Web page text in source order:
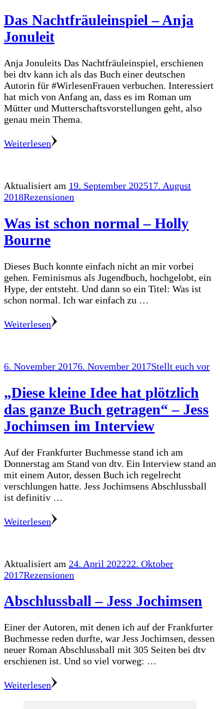
Das Nachtfräuleinspiel – Anja
Jonuleit
Anja Jonuleits Das Nachtfräuleinspiel, erschienen
bei dtv kann ich als das Buch einer deutschen
Autorin für #WirlesenFrauen verbuchen. Interessiert
hat mich von Anfang an, dass es im Roman um
Mütter und Mutterschaftsvorstellungen geht, also
genau mein Thema.
Weiterlesen
Aktualisiert am 19. September 202517. August
2018Rezensionen
Was ist schon normal – Holly
Bourne
Dieses Buch konnte einfach nicht an mir vorbei
gehen. Feminismus als Jugendbuch, hochgelobt, ein
Hype, der entsteht. Und dann so ein Titel: Was ist
schon normal. Ich war einfach zu …
Weiterlesen
6. November 20176. November 2017Stellt euch vor
„Diese kleine Idee hat plötzlich
das ganze Buch getragen“ – Jess
Jochimsen im Interview
Auf der Frankfurter Buchmesse stand ich am
Donnerstag am Stand von dtv. Ein Interview stand an
mit einem Autor, dessen Buch ich regelrecht
verschlungen hatte. Jess Jochimsens Abschlussball
ist definitiv …
Weiterlesen
Aktualisiert am 24. April 202222. Oktober
2017Rezensionen
Abschlussball – Jess Jochimsen
Einer der Autoren, mit denen ich auf der Frankfurter
Buchmesse reden durfte, war Jess Jochimsen, dessen
neuer Roman Abschlussball mit 305 Seiten bei dtv
erschienen ist. Und so viel vorweg: …
Weiterlesen